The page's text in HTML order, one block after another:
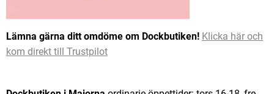
Lämna gärna ditt omdöme om Dockbutiken! Klicka här och
kom direkt till Trustpilot